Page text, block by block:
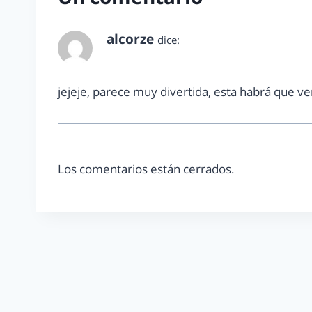
alcorze dice:
jejeje, parece muy divertida, esta habrá que
Los comentarios están cerrados.